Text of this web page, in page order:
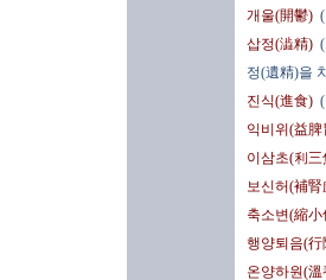
개울(開鬱)
삽정(澁精)
정(遺精)을
진식(進食)
익비위(益脾
이삼초(利三
보신허(補腎
축소변(縮小
행양퇴음(行
온양하원(